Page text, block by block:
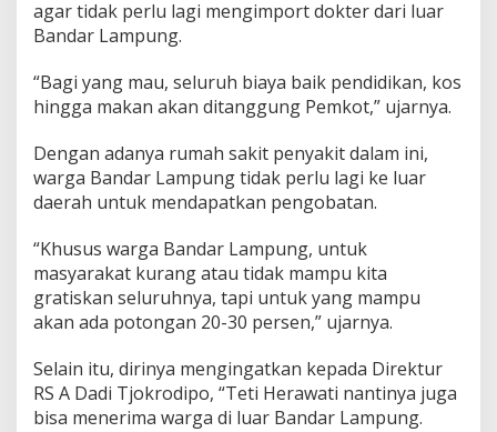
a
d
u
g
P
e
n
a
k
t
D
l
a
m
agar tidak perlu lagi mengimport dokter dari luar
Bandar Lampung.
“Bagi yang mau, seluruh biaya baik pendidikan, kos
hingga makan akan ditanggung Pemkot,” ujarnya.
Dengan adanya rumah sakit penyakit dalam ini,
warga Bandar Lampung tidak perlu lagi ke luar
daerah untuk mendapatkan pengobatan.
“Khusus warga Bandar Lampung, untuk
masyarakat kurang atau tidak mampu kita
gratiskan seluruhnya, tapi untuk yang mampu
akan ada potongan 20-30 persen,” ujarnya.
Selain itu, dirinya mengingatkan kepada Direktur
RS A Dadi Tjokrodipo, “Teti Herawati nantinya juga
bisa menerima warga di luar Bandar Lampung.